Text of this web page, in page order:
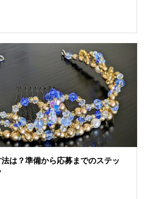
は？準備から応募までのステッ